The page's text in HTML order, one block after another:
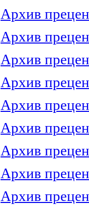
Архив
Архив
Архив
Архив
Архив
Архив
Архив
Архив
Архив